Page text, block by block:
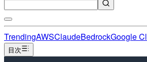
TrendingAWSClaudeBedrockGoogle
目次